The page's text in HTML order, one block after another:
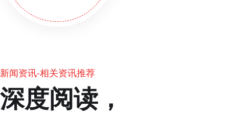
新闻资讯-相关资讯推荐
深度阅读，